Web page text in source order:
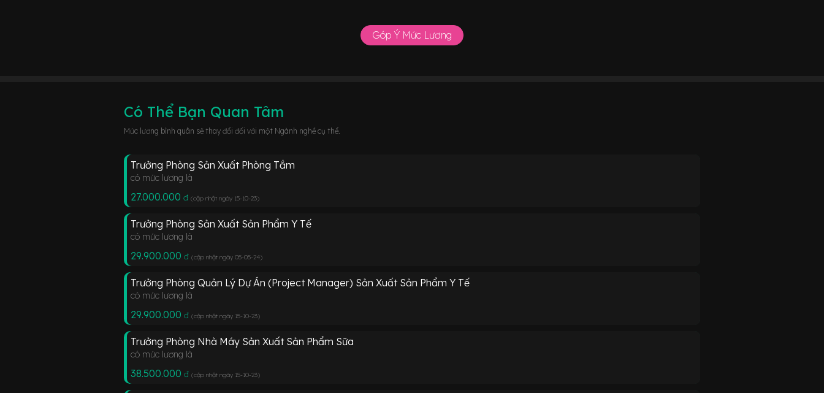
Góp Ý Mức Lương
Có Thể Bạn Quan Tâm
Mức lương bình quân sẽ thay đổi đối với một Ngành nghề cụ thể.
Trưởng Phòng Sản Xuất Phòng Tắm
có mức lương là
27.000.000 đ (cập nhật ngày 15-10-23)
Trưởng Phòng Sản Xuất Sản Phẩm Y Tế
có mức lương là
29.900.000 đ (cập nhật ngày 05-05-24)
Trưởng Phòng Quản Lý Dự Án (Project Manager) Sản Xuất Sản Phẩm Y Tế
có mức lương là
29.900.000 đ (cập nhật ngày 15-10-23)
Trưởng Phòng Nhà Máy Sản Xuất Sản Phẩm Sữa
có mức lương là
38.500.000 đ (cập nhật ngày 15-10-23)